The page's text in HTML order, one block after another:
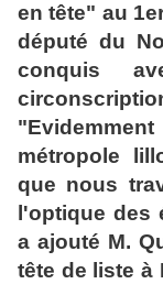
en tête" au
député du
conquis
métropole
que nous
l'optique des
a ajouté M.
tête de liste à